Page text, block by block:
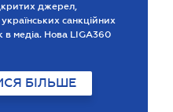
джерел,
санкційних
в медіа. Нова LIGA360
БІЛЬШЕ